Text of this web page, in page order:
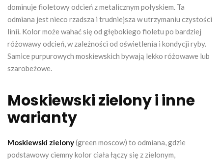
dominuje fioletowy odcień z metalicznym połyskiem. Ta
odmiana jest nieco rzadsza i trudniejsza w utrzymaniu czystości
linii. Kolor może wahać się od głębokiego fioletu po bardziej
różowawy odcień, w zależności od oświetlenia i kondycji ryby.
Samice purpurowych moskiewskich bywają lekko różowawe lub
szarobeżowe.
Moskiewski zielony i inne
warianty
Moskiewski zielony(green moscow) to odmiana, gdzie
podstawowy ciemny kolor ciała łączy się z zielonym,